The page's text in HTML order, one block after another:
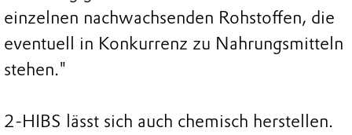
einzelnen nachwachsenden Rohstoffen, die
eventuell in Konkurrenz zu Nahrungsmitteln
stehen."
2-HIBS lässt sich auch chemisch herstellen.